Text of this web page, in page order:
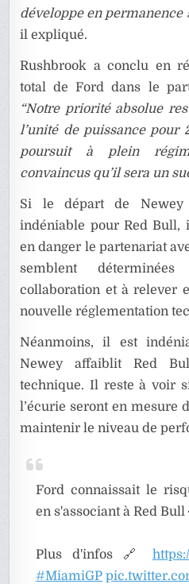
développe en permanence
il expliqué.
Rushbrook a conclu en
total de Ford dans le
“Notre priorité absolue
l’unité de puissance pour
poursuit à plein
convaincus qu’il sera un
Si le départ de Newey
indéniable pour Red Bull,
en danger le partenariat
semblent
collaboration et à relever
nouvelle réglementation
Néanmoins, il est
Newey affaiblit Red
technique. Il reste à voir
l’écurie seront en mesure
maintenir le niveau de
Ford connaissait le
en s'associant à Red Bull
Plus d'infos 🔗
#MiamiGP